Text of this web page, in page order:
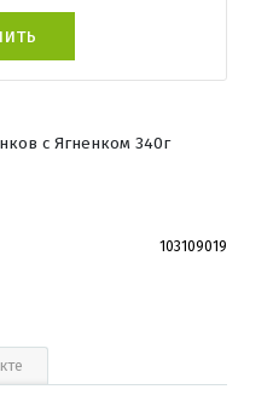
с Ягненком 340г
103109019